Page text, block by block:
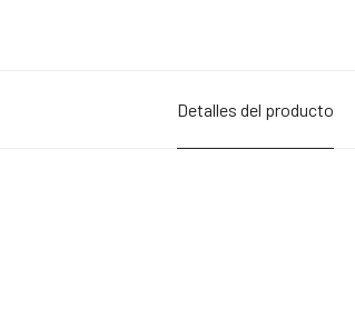
Detalles del producto